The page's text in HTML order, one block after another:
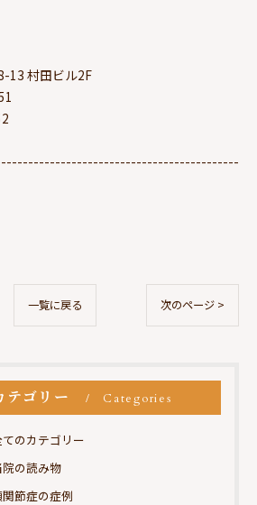
13 村田ビル2F
一覧に戻る 次のページ >
テゴリー Categories
のカテゴリー
院の読み物
節症の症例